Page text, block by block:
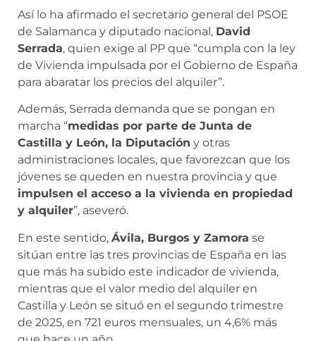
Así lo ha afirmado el secretario general del PSOE
de Salamanca y diputado nacional, David
Serrada, quien exige al PP que “cumpla con la ley
de Vivienda impulsada por el Gobierno de España
para abaratar los precios del alquiler”.
Además, Serrada demanda que se pongan en
marcha “medidas por parte de Junta de
Castilla y León, la Diputación y otras
administraciones locales, que favorezcan que los
jóvenes se queden en nuestra provincia y que
impulsen el acceso a la vivienda en propiedad
y alquiler”, aseveró.
En este sentido, Ávila, Burgos y Zamora se
sitúan entre las tres provincias de España en las
que más ha subido este indicador de vivienda,
mientras que el valor medio del alquiler en
Castilla y León se situó en el segundo trimestre
de 2025, en 721 euros mensuales, un 4,6% más